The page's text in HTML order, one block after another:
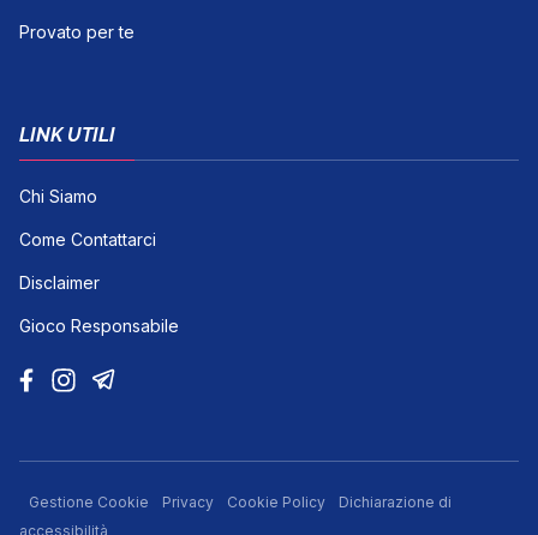
Provato per te
LINK UTILI
Chi Siamo
Come Contattarci
Disclaimer
Gioco Responsabile
Gestione Cookie Privacy Cookie Policy
Dichiarazione di
accessibilità